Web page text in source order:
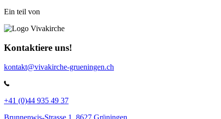
Ein teil von
Kontaktiere uns!
kontakt@vivakirche-grueningen.ch
+41 (0)44 935 49 37
Brunnenwis-Strasse 1, 8627 Grüningen